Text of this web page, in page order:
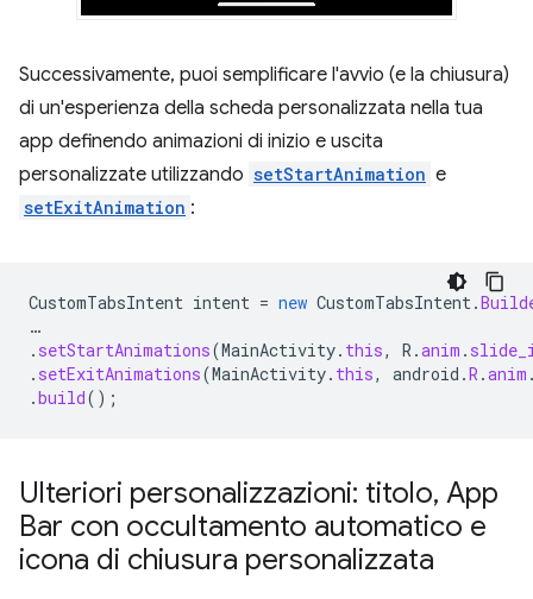
Successivamente, puoi semplificare l'avvio (e la chiusura)
di un'esperienza della scheda personalizzata nella tua
app definendo animazioni di inizio e uscita
personalizzate utilizzando setStartAnimation e
setExitAnimation :
CustomTabsIntent intent = new CustomTabsIntent.
…
. setStartAnimations(MainActivity. this, R .anim .
. setExitAnimations(MainActivity. this, android .R .anim
.build();
Ulteriori personalizzazioni: titolo, App
Bar con occultamento automatico e
icona di chiusura personalizzata